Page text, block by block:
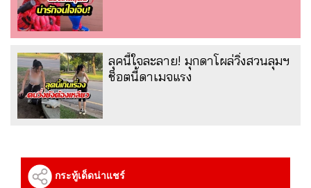
ลุคนี้ใจละลาย! มุกดาโผล่วิ่งสวนลุมฯ
ช็อตนี้ดาเมจแรง
กระทู้เด็ดน่าแชร์